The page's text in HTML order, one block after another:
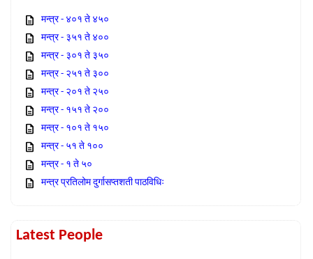
मन्त्र - ४०१ ते ४५०
मन्त्र - ३५१ ते ४००
मन्त्र - ३०१ ते ३५०
मन्त्र - २५१ ते ३००
मन्त्र - २०१ ते २५०
मन्त्र - १५१ ते २००
मन्त्र - १०१ ते १५०
मन्त्र - ५१ ते १००
मन्त्र - १ ते ५०
मन्त्र प्रतिलोम दुर्गासप्तशती पाठविधिः
Latest People